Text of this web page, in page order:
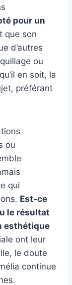
pour un
que son
d’autres
ou
en soit, la
préférant
ou
qui
Est-ce
le résultat
esthétique
ont leur
le doute
continue